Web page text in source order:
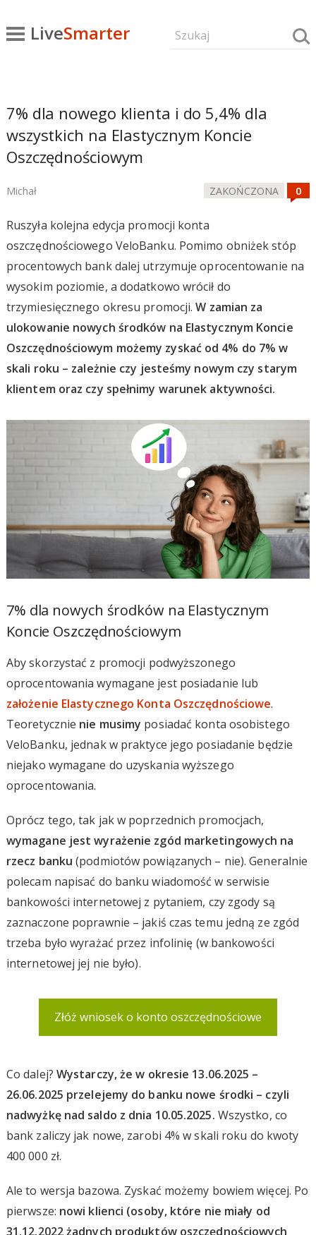
LiveSmarter
7% dla nowego klienta i do 5,4% dla
wszystkich na Elastycznym Koncie
Oszczędnościowym
Michał ZAKOŃCZONA
Ruszyła kolejna edycja promocji konta
oszczędnościowego VeloBanku. Pomimo obniżek stóp
procentowych bank dalej utrzymuje oprocentowanie na
wysokim poziomie, a dodatkowo wrócił do
trzymiesięcznego okresu promocji.W zamian za
ulokowanie nowych środków na Elastycznym Koncie
Oszczędnościowym możemy zyskać od 4% do 7% w
skali roku – zależnie czy jesteśmy nowym czy starym
klientem oraz czy spełnimy warunek aktywności.
7% dla nowych środków na Elastycznym
Koncie Oszczędnościowym
Aby skorzystać z promocji podwyższonego
oprocentowania wymagane jest posiadanie lub
założenie Elastycznego Konta Oszczędnościowe.
Teoretycznie nie musimy posiadać konta osobistego
VeloBanku, jednak w praktyce jego posiadanie będzie
niejako wymagane do uzyskania wyższego
oprocentowania.
Oprócz tego, tak jak w poprzednich promocjach,
wymagane jest wyrażenie zgód marketingowych na
rzecz banku (podmiotów powiązanych – nie). Generalnie
polecam napisać do banku wiadomość w serwisie
bankowości internetowej z pytaniem, czy zgody są
zaznaczone poprawnie – jakiś czas temu jedną ze zgód
trzeba było wyrażać przez infolinię (w bankowości
internetowej jej nie było).
Złóż wniosek o konto oszczędnościowe
Co dalej? Wystarczy, że w okresie 13.06.2025 –
26.06.2025 przelejemy do banku nowe środki – czyli
nadwyżkę nad saldo z dnia 10.05.2025. Wszystko, co
bank zaliczy jak nowe, zarobi 4% w skali roku do kwoty
400 000 zł.
Ale to wersja bazowa. Zyskać możemy bowiem więcej. Po
pierwsze: nowi klienci (osoby, które nie miały od
31.12.2022 żadnych produktów oszczędnościowych